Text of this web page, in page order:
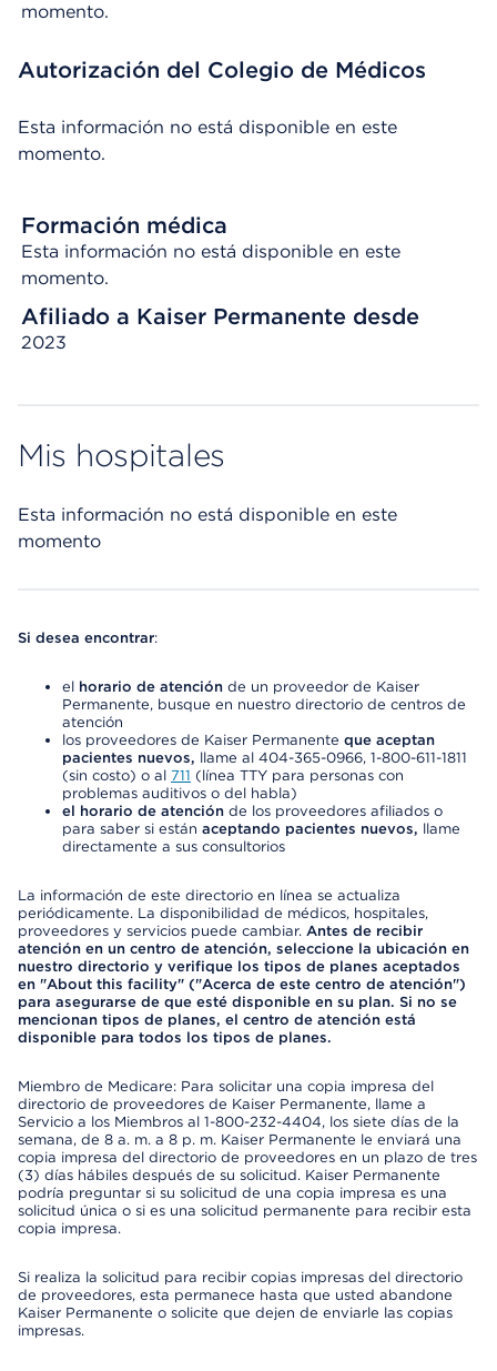
momento.
Autorización del Colegio de Médicos
Esta información no está disponible en este
momento.
Formación médica
Esta información no está disponible en este
momento.
Afiliado a Kaiser Permanente desde
2023
Mis hospitales
Esta información no está disponible en este
momento
Si desea encontrar:
el horario de atención de un proveedor de Kaiser
Permanente, busque en nuestro directorio de centros de
atención
los proveedores de Kaiser Permanente que aceptan
pacientes nuevos, llame al 404-365-0966, 1-800-611-1811
(sin costo) o al 711 (línea TTY para personas con
problemas auditivos o del habla)
el horario de atención de los proveedores afiliados o
para saber si están aceptando pacientes nuevos, llame
directamente a sus consultorios
La información de este directorio en línea se actualiza
periódicamente. La disponibilidad de médicos, hospitales,
proveedores y servicios puede cambiar. Antes de recibir
atención en un centro de atención, seleccione la ubicación en
nuestro directorio y verifique los tipos de planes aceptados
en "About this facility" ("Acerca de este centro de atención")
para asegurarse de que esté disponible en su plan. Si no se
mencionan tipos de planes, el centro de atención está
disponible para todos los tipos de planes.
Miembro de Medicare: Para solicitar una copia impresa del
directorio de proveedores de Kaiser Permanente, llame a
Servicio a los Miembros al 1-800-232-4404, los siete días de la
semana, de 8 a. m. a 8 p. m. Kaiser Permanente le enviará una
copia impresa del directorio de proveedores en un plazo de tres
(3) días hábiles después de su solicitud. Kaiser Permanente
podría preguntar si su solicitud de una copia impresa es una
solicitud única o si es una solicitud permanente para recibir esta
copia impresa.
Si realiza la solicitud para recibir copias impresas del directorio
de proveedores, esta permanece hasta que usted abandone
Kaiser Permanente o solicite que dejen de enviarle las copias
impresas.